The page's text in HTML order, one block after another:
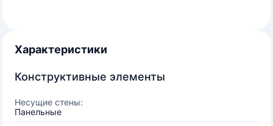
Характеристики
Конструктивные элементы
Несущие стены:
Панельные